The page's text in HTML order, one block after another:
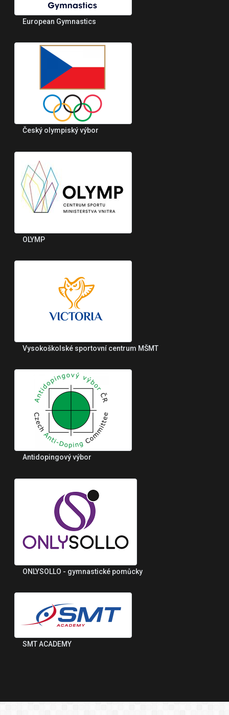
European Gymnastics
Český olympiský výbor
OLYMP
Vysokoškolské sportovní centrum MŠMT
Antidopingový výbor
ONLYSOLLO - gymnastické pomůcky
SMT ACADEMY